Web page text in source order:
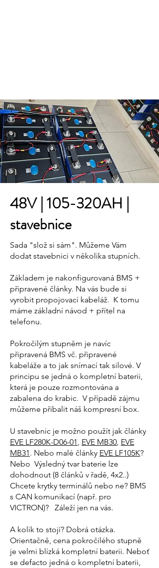
48V | 105-320AH |
stavebnice
Sada "slož si sám". Můžeme Vám
dodat stavebnici v několika stupních.
Základem je nakonfigurovaná BMS +
připravené články. Na vás bude si
vyrobit propojovací kabeláž. K tomu
máme základní návod + přítel na
telefonu.
Pokročilým stupněm je navíc
připravená BMS vč. připravené
kabeláže a to jak snímací tak silové. V
principu se jedná o kompletní baterii,
která je pouze rozmontována a
zabalena do krabic. V případě zájmu
můžeme přibalit náš kompresní box.
U stavebnic je možno použít jak články
EVE LF280K-D06-01, EVE MB30, EVE
MB31. Nebo malé články EVE LF105K?
Nebo Výsledný tvar baterie lze
dohodnout (8 článků v řadě, 4x2..)
Chcete krytky terminálů nebo ne? BMS
s CAN komunikací (např. pro
VICTRON)? Záleží jen na vás.
A kolik to stojí? Dobrá otázka.
Orientačně, cena pokročilého stupně
je velmi blízká kompletní baterii. Neboť
se defacto jedná o kompletní baterii,